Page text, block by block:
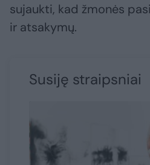
sujaukti, kad žmonės
ir atsakymų.
Susiję straipsniai